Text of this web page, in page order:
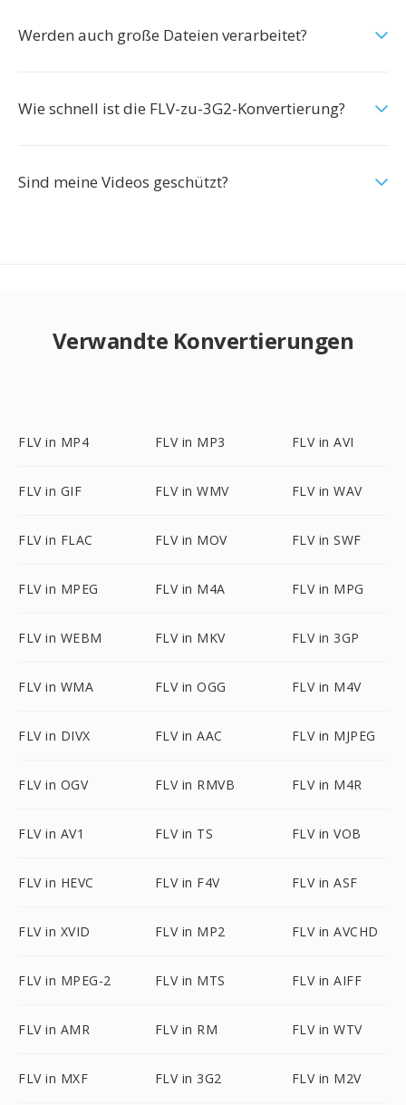
Werden auch große Dateien verarbeitet?
Wie schnell ist die FLV-zu-3G2-Konvertierung?
Sind meine Videos geschützt?
Verwandte Konvertierungen
FLV in MP4 FLV in MP3 FLV in AVI
FLV in GIF FLV in WMV FLV in WAV
FLV in FLAC FLV in MOV FLV in SWF
FLV in MPEG FLV in M4A FLV in MPG
FLV in WEBM FLV in MKV FLV in 3GP
FLV in WMA FLV in OGG FLV in M4V
FLV in DIVX FLV in AAC FLV in MJPEG
FLV in OGV FLV in RMVB FLV in M4R
FLV in AV1 FLV in TS FLV in VOB
FLV in HEVC FLV in F4V FLV in ASF
FLV in XVID FLV in MP2 FLV in AVCHD
FLV in MPEG-2 FLV in MTS FLV in AIFF
FLV in AMR FLV in RM FLV in WTV
FLV in MXF FLV in 3G2 FLV in M2V